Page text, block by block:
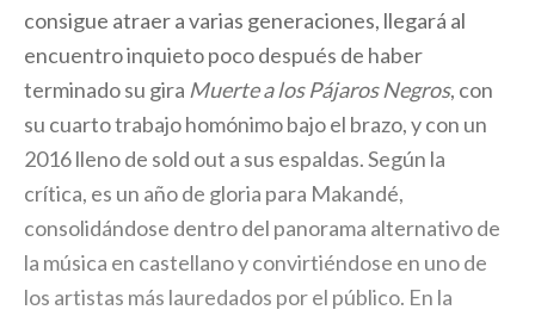
consigue atraer a varias generaciones, llegará al
encuentro inquieto poco después de haber
terminado su gira Muerte a los Pájaros Negros, con
su cuarto trabajo homónimo bajo el brazo, y con un
2016 lleno de sold out a sus espaldas. Según la
crítica, es un año de gloria para Makandé,
consolidándose dentro del panorama alternativo de
la música en castellano y convirtiéndose en uno de
los artistas más lauredados por el público. En la